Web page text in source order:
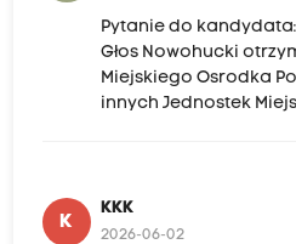
Pytanie do
Głos Nowohucki
Miejskiego Osrodka
innych Jednostek
K
KKK
2026-06-02